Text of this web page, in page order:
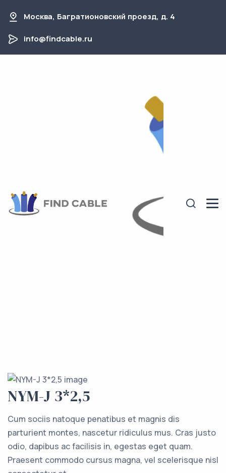
Москва, Багратионовский проезд, д. 4
info@findcable.ru
NYM-J 3*2,5
Cum sociis natoque penatibus et magnis dis
parturient montes, nascetur ridiculus mus. Cras justo
odio, dapibus ac facilisis in, egestas eget quam.
Praesent commodo cursus magna, vel scelerisque nisl